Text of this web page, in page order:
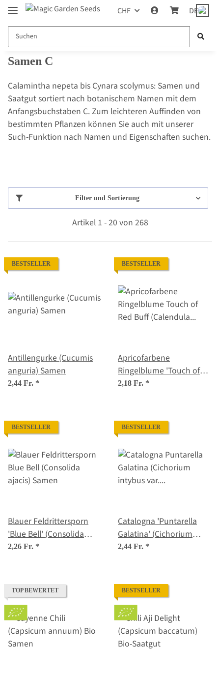
CHF DE
Samen C
Calamintha nepeta bis Cynara scolymus: Samen und
Saatgut sortiert nach botanischem Namen mit dem
Anfangsbuchstaben C. Zum leichteren Auffinden von
bestimmten Pflanzen können Sie auch mit unserer
Such-Funktion nach Namen und Eigenschaften suchen.
Filter und Sortierung
Artikel 1 - 20 von 268
BESTSELLER
Antillengurke (Cucumis
anguria) Samen
2,44 Fr. *
BESTSELLER
Apricofarbene
Ringelblume 'Touch of
Red Buff' (Calendula
2,18 Fr. *
BESTSELLER
Blauer Feldrittersporn
'Blue Bell' (Consolida
ajacis) Samen
2,26 Fr. *
BESTSELLER
Catalogna 'Puntarella
Galatina' (Cichorium
intybus var. foliosum)
2,44 Fr. *
TOP BEWERTET BESTSELLER